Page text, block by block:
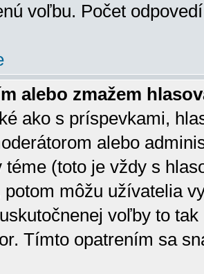
voľbu. Počet
alebo zmažem
ako s príspevkami,
alebo
téme (toto je vždy s
potom môžu užívatelia
voľby to
Tímto opatrením sa